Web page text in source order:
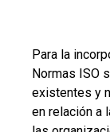
Para la
Normas ISO
existentes y
en relación a